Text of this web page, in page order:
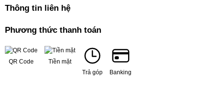
Thông tin liên hệ
Phương thức thanh toán
QR Code
Tiền mặt
Trả góp
Banking